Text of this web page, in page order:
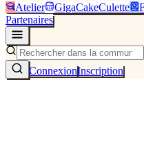
Atelier GigaCakeCulette
Partenaires
ConnexionInscription